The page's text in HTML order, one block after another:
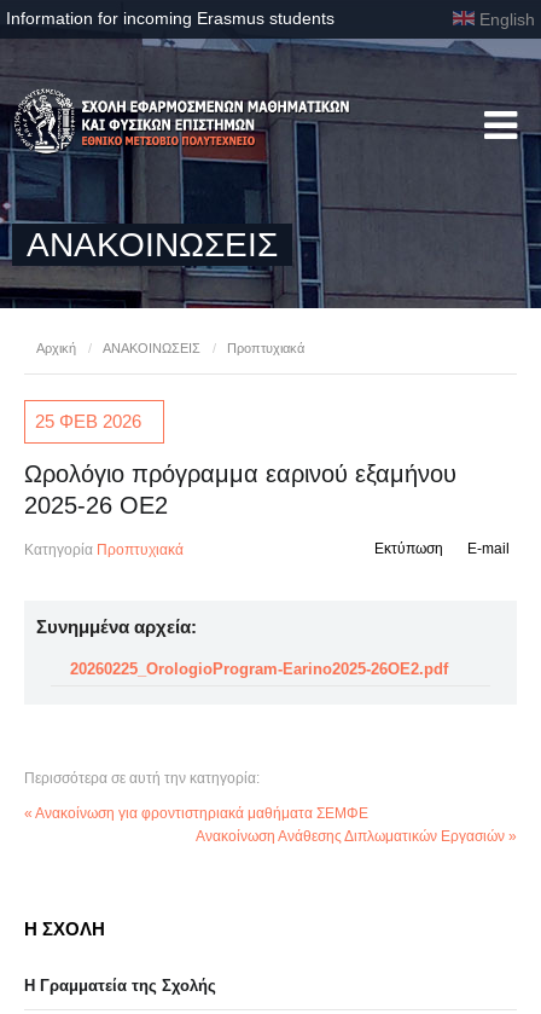
Information for incoming Erasmus students English
ΑΝΑΚΟΙΝΩΣΕΙΣ
Αρχική / ΑΝΑΚΟΙΝΩΣΕΙΣ / Προπτυχιακά
25 ΦΕΒ 2026
Ωρολόγιο πρόγραμμα εαρινού εξαμήνου
2025-26 ΟΕ2
Κατηγορία Προπτυχιακά E-mail
Εκτύπωση
Συνημμένα αρχεία:
20260225_OrologioProgram-Earino2025-26OE2.pdf
Περισσότερα σε αυτή την κατηγορία:
« Ανακοίνωση για φροντιστηριακά μαθήματα ΣΕΜΦΕ
Ανακοίνωση Ανάθεσης Διπλωματικών Εργασιών »
Η ΣΧΟΛΗ
Η Γραμματεία της Σχολής